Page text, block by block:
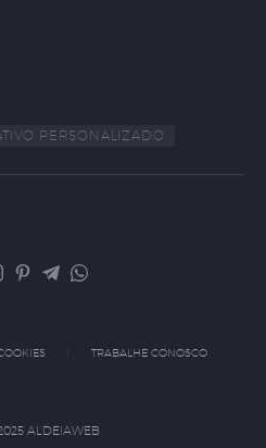
PERSONALIZADO
TRABALHE CONOSCO
ALDEIAWEB